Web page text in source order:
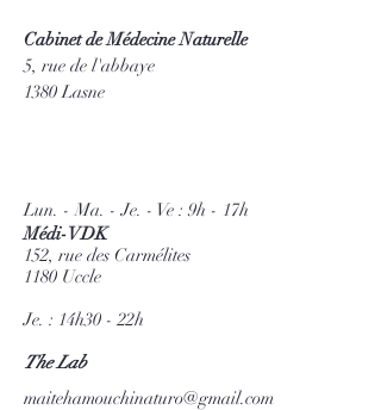
Cabinet de Médecine Naturelle
5, rue de l'abbaye
1380 Lasne
Lun. - Ma. - Je. - Ve : 9h - 17h
Médi-VDK
152, rue des Carmélites
1180 Uccle
Je. : 14h30 - 22h
The Lab
maitehamouchinaturo@gmail.com